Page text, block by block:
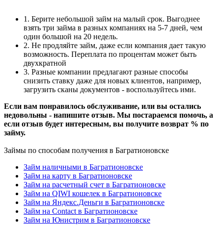
1. Берите небольшой займ на малый срок. Выгоднее
взять три займа в разных компаниях на 5-7 дней, чем
один большой на 20 недель.
2. Не продляйте займ, даже если компания дает такую
возможность. Переплата по процентам может быть
двухкратной
3. Разные компании предлагают разные способы
снизить ставку даже для новых клиентов, например,
загрузить сканы документов - воспользуйтесь ими.
Если вам понравилось обслуживание, или вы остались
недовольны - напишите отзыв. Мы постараемся помочь, а
если отзыв будет интересным, вы получите возврат % по
займу.
Займы по способам получения в Багратионовске
Займ наличными в Багратионовске
Займ на карту в Багратионовске
Займ на расчетный счет в Багратионовске
Займ на QIWI кошелек в Багратионовске
Займ на Яндекс.Деньги в Багратионовске
Займ на Contact в Багратионовске
Займ на Юнистрим в Багратионовске